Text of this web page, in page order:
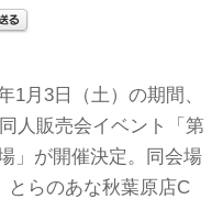
1月3日（土）の期間、
人販売会イベント「第
」が開催決定。同会場
とらのあな秋葉原店C